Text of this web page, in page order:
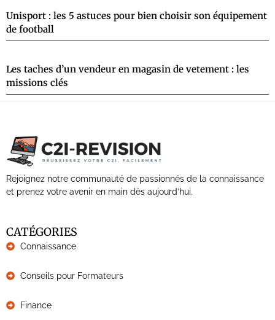
Unisport : les 5 astuces pour bien choisir son équipement
de football
Les taches d’un vendeur en magasin de vetement : les
missions clés
Rejoignez notre communauté de passionnés de la connaissance
et prenez votre avenir en main dès aujourd’hui.
CATÉGORIES
Connaissance
Conseils pour Formateurs
Finance